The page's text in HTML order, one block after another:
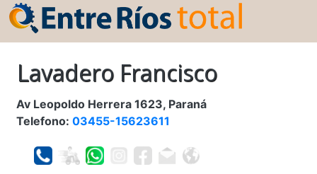
Lavadero Francisco
Av Leopoldo Herrera 1623, Paraná
Telefono: 03455-15623611